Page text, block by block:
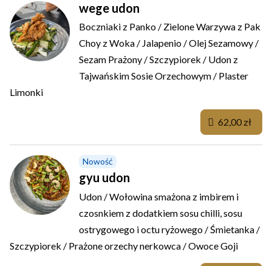
wege udon
Boczniaki z Panko / Zielone Warzywa z Pak
Choy z Woka / Jalapenio / Olej Sezamowy /
Sezam Prażony / Szczypiorek / Udon z
Tajwańskim Sosie Orzechowym / Plaster
Limonki
Nowość
gyu udon
Udon / Wołowina smażona z imbirem i
czosnkiem z dodatkiem sosu chilli, sosu
ostrygowego i octu ryżowego / Śmietanka /
Szczypiorek / Prażone orzechy nerkowca / Owoce Goji